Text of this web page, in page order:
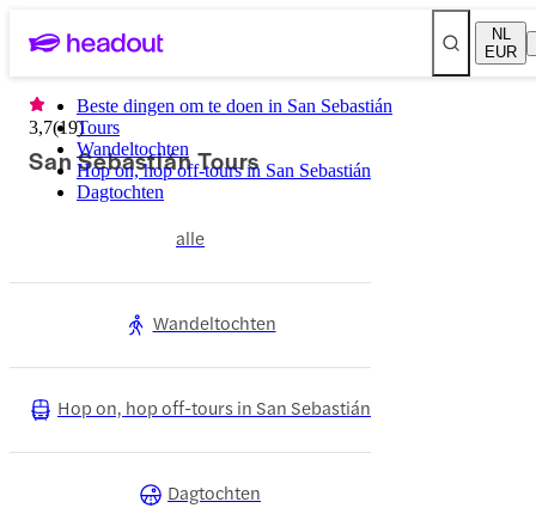
NL
EUR
Beste dingen om te doen in San Sebastián
Tours
Wandeltochten
Hop on, hop off-tours in San Sebastián
Dagtochten
3,7(19)
San Sebastián Tours
alle
Wandeltochten
Hop on, hop off-tours in San Sebastián
Dagtochten